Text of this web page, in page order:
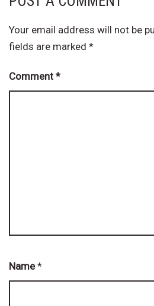
Your email address will not be
fields are marked *
Comment *
Name *